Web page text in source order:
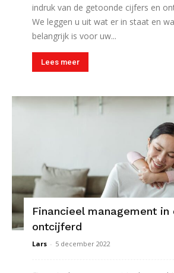
indruk van de getoonde cijfers en
We leggen u uit wat er in staat en
belangrijk is voor uw...
Lees meer
Financieel management in
ontcijferd
Lars - 5 december 2022